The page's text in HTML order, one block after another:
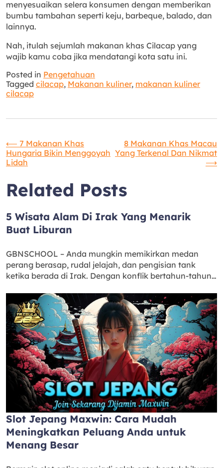
menyesuaikan selera konsumen dengan memberikan
bumbu tambahan seperti keju, barbeque, balado, dan
lainnya.
Nah, itulah sejumlah makanan khas Cilacap yang
wajib kamu coba jika mendatangi kota satu ini.
Posted in Pengetahuan
Tagged cilacap, Makanan kuliner, makanan kuliner
cilacap
Navigasi
pos
⟵ 7 Makanan Khas
Hungaria Bikin Menggoyah
Lidah
8 Makanan Khas Macau
Yang Terkenal Dan Nikmat
⟶
Related Posts
5 Wisata Alam Di Irak Yang Menarik
Buat Liburan
GBNSCHOOL – Anda mungkin memikirkan medan
perang berasap, rudal jelajah, dan pengisian tank
ketika berada di Irak. Dengan konflik bertahun-tahun…
Slot Jepang Maxwin: Cara Mudah
Meningkatkan Peluang Anda untuk
Menang Besar